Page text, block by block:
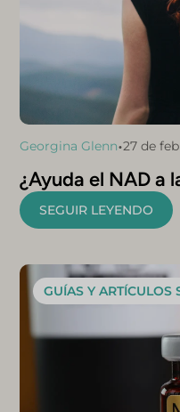
Georgina Glenn•27 de
¿Ayuda el NAD a
SEGUIR LEYENDO
GUÍAS Y ARTÍCULOS